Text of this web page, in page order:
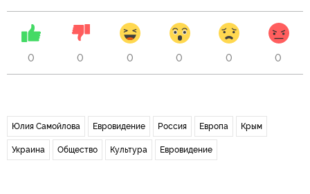
0 0 0 0 0 0
Юлия Самойлова Евровидение Россия Европа Крым
Украина Общество Культура Евровидение